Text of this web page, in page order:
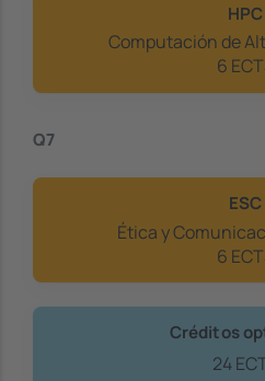
HPC
Computación de
6
Q7
ESC
Ética y
6
Créditos
24